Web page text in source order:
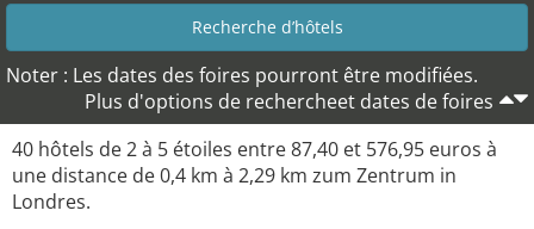
Noter : Les dates des foires pourront être modifiées.
Plus d'options de rechercheet dates de foires
40 hôtels de 2 à 5 étoiles entre 87,40 et 576,95 euros à
une distance de 0,4 km à 2,29 km zum Zentrum in
Londres.